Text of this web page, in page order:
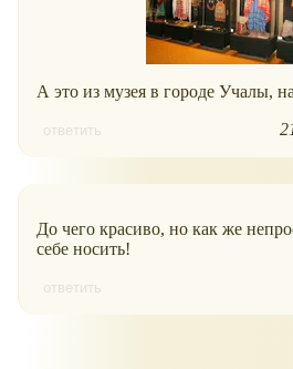
А это из музея в городе Учалы,
ответить
До чего красиво, но как же
себе носить!
ответить